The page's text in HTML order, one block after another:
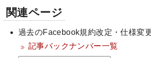
関連ページ
過去のFacebook規約改定・仕様変
記事バックナンバー一覧